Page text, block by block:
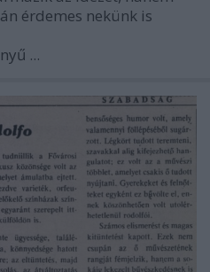
érdemes nekünk is
...